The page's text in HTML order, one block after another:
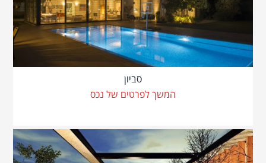
סביון
המשך לפרטים של נכס